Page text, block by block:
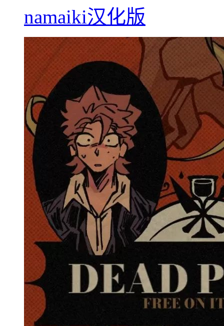
namaiki汉化版